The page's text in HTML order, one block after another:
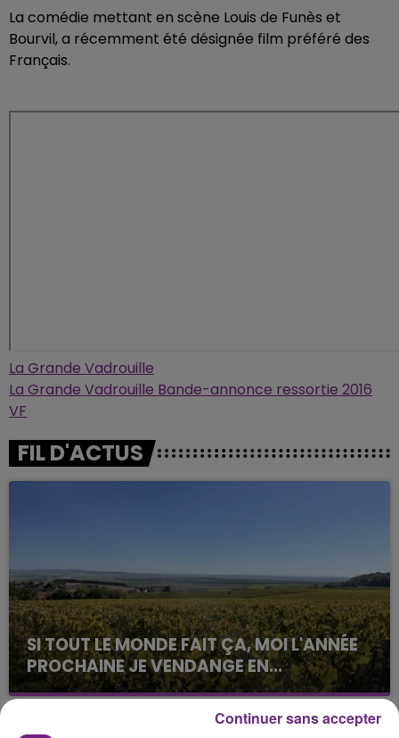
La comédie mettant en scène Louis de Funès et
Bourvil, a récemment été désignée film préféré des
Français.
La Grande Vadrouille
La Grande Vadrouille Bande-annonce ressortie 2016
VF
FIL D'ACTUS
SI TOUT LE MONDE FAIT ÇA, MOI L'ANNÉE
PROCHAINE JE VENDANGE EN...
La vendange en Champagne a débuté ce jeudi 6
août dans la commune de Montgueux (Aube). Du
jamais vu !
Continuer sans accepter